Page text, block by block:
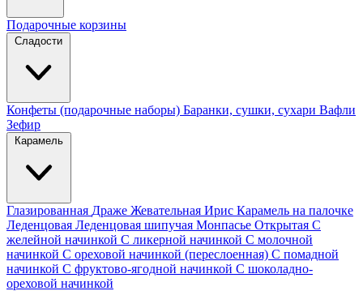
Подарочные корзины
Сладости
Конфеты (подарочные наборы) Баранки, сушки, сухари Вафли
Зефир
Карамель
Глазированная Драже Жевательная Ирис Карамель на палочке
Леденцовая Леденцовая шипучая Монпасье Открытая С
желейной начинкой С ликерной начинкой С молочной
начинкой С ореховой начинкой (переслоенная) С помадной
начинкой С фруктово-ягодной начинкой С шоколадно-
ореховой начинкой